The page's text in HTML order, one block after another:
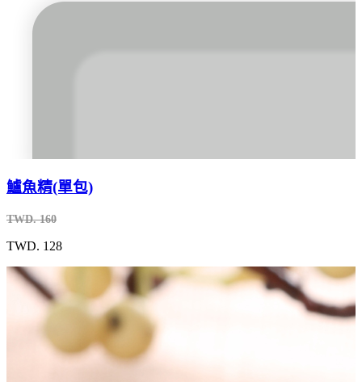
鱸魚精(單包)
TWD. 160
TWD. 128